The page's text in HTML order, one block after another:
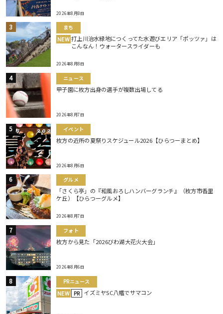
2026年8月8日
まち
NEW 打上川治水緑地につくってた水遊びエリア「ポッツァ」は
こんなん！ウォータースライダーも
2026年8月8日
ニュース
甲子園に枚方出身の選手が複数出場してる
2026年8月7日
イベント
枚方の近所の夏祭りスケジュール2026【ひらつーまとめ】
2026年8月6日
グルメ
「さくら亭」の『和風おろしハンバーグランチ』（枚方市香里
ケ丘）【ひらつーグルメ】
2026年8月7日
フォト
枚方から見た「2026びわ湖大花火大会」
2026年8月6日
PRニュース
NEW PR イズミヤSC八幡でサマコン